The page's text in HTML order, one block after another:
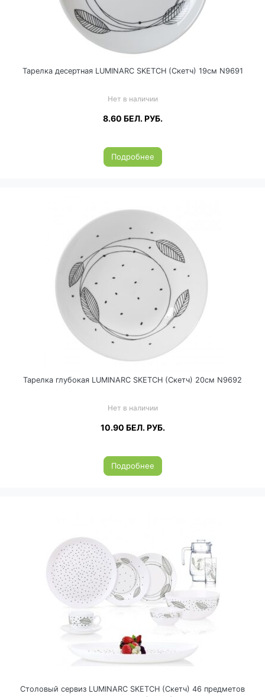
Тарелка десертная LUMINARC SKETCH (Скетч) 19см N9691
Нет в наличии
8.60 БЕЛ. РУБ.
Подробнее
Тарелка глубокая LUMINARC SKETCH (Скетч) 20см N9692
Нет в наличии
10.90 БЕЛ. РУБ.
Подробнее
Столовый сервиз LUMINARC SKETCH (Скетч) 46 предметов